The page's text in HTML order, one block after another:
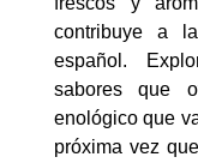
contribuye a
español.
sabores que
enológico que
próxima vez